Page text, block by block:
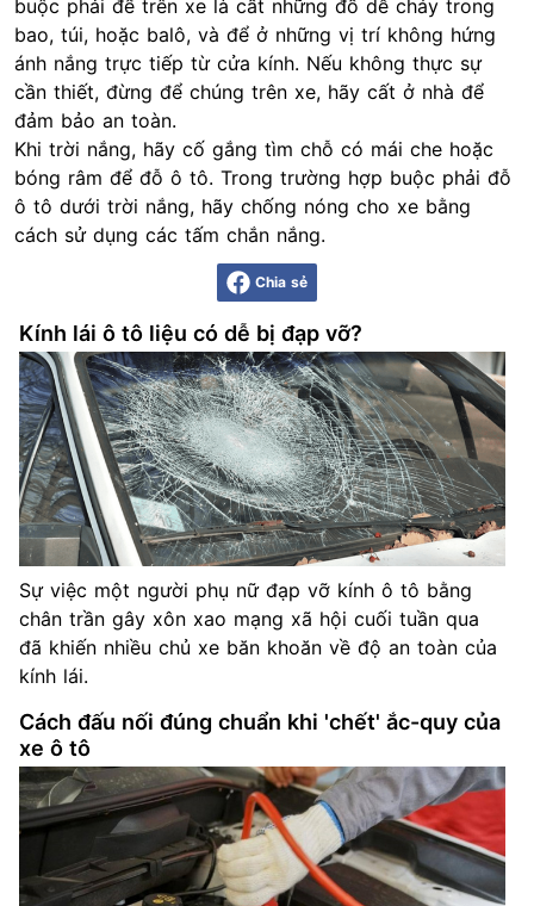
buộc phải để trên xe là cất những đồ dễ cháy trong
bao, túi, hoặc balô, và để ở những vị trí không hứng
ánh nắng trực tiếp từ cửa kính. Nếu không thực sự
cần thiết, đừng để chúng trên xe, hãy cất ở nhà để
đảm bảo an toàn.
Khi trời nắng, hãy cố gắng tìm chỗ có mái che hoặc
bóng râm để đỗ ô tô. Trong trường hợp buộc phải đỗ
ô tô dưới trời nắng, hãy chống nóng cho xe bằng
cách sử dụng các tấm chắn nắng.
Chia sẻ
Kính lái ô tô liệu có dễ bị đạp vỡ?
Sự việc một người phụ nữ đạp vỡ kính ô tô bằng
chân trần gây xôn xao mạng xã hội cuối tuần qua
đã khiến nhiều chủ xe băn khoăn về độ an toàn của
kính lái.
Cách đấu nối đúng chuẩn khi 'chết' ắc-quy của
xe ô tô